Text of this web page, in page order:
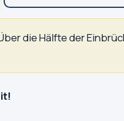
die Hälfte der